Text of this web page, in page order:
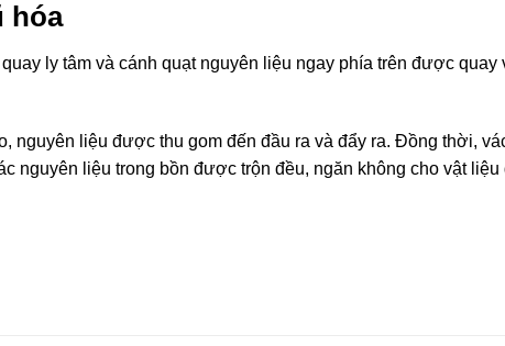
hóa
ly tâm và cánh quạt nguyên liệu ngay phía trên được
nguyên liệu được thu gom đến đầu ra và đẩy ra. Đồng thời,
nguyên liệu trong bồn được trộn đều, ngăn không cho vật